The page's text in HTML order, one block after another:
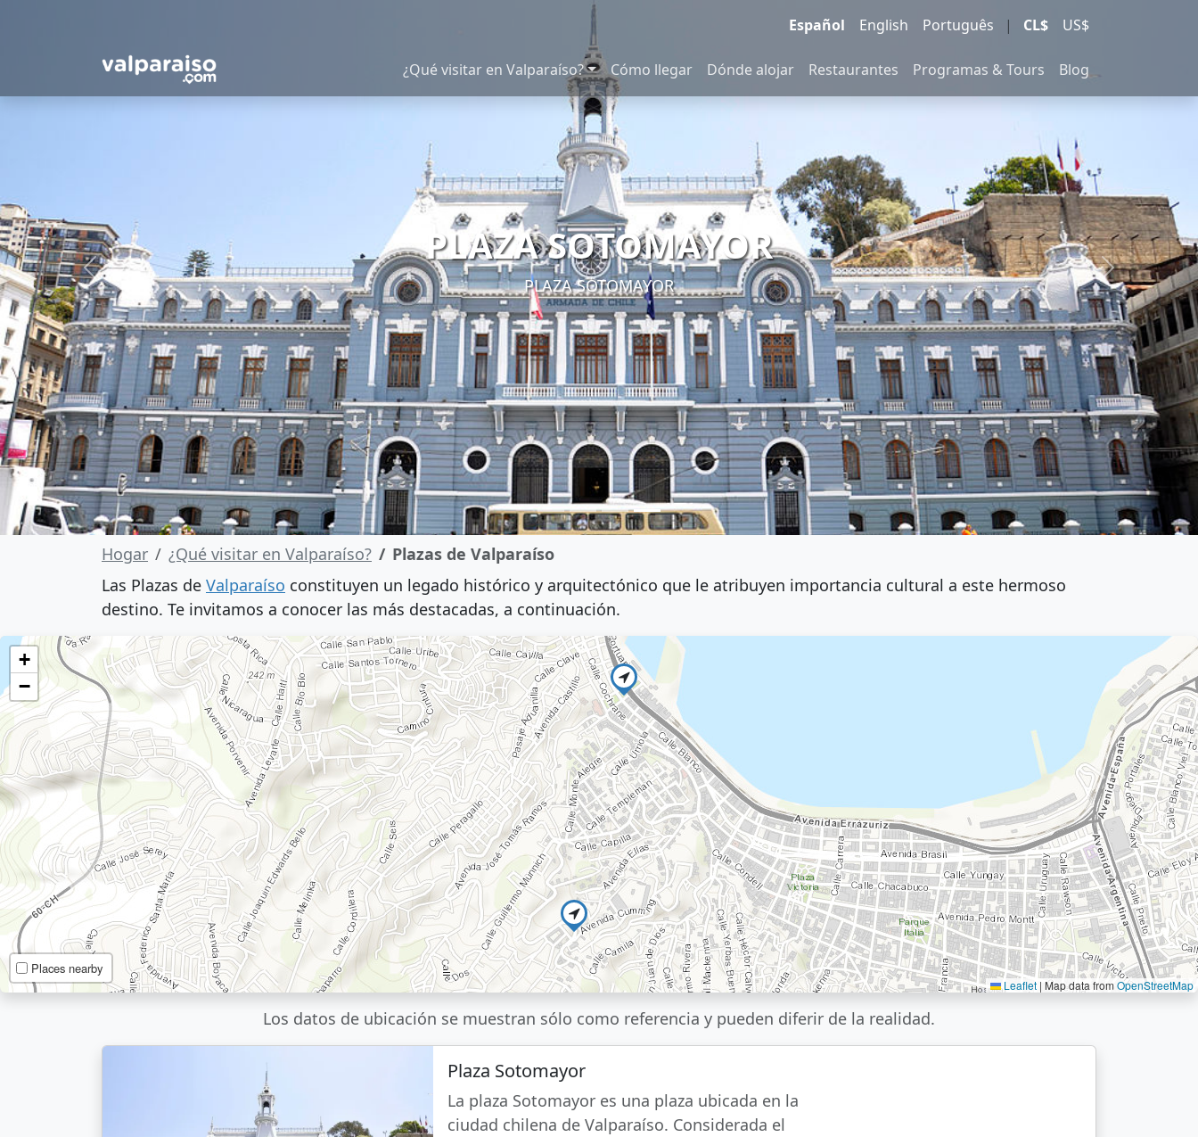
Español English Português | CL$ US$
¿Qué visitar en Valparaíso? Cómo llegar Dónde alojar Restaurantes Programas & Tours Blog
BISMARK SQUARE
BISMARK SQUARE
PLAZA SOTOMAYOR
PLAZA SOTOMAYOR
Previous Next
Hogar ¿Qué visitar en Valparaíso?
Plazas de Valparaíso
Las Plazas de Valparaíso constituyen un legado histórico y arquitectónico que le atribuyen importancia cultural a este hermoso
destino. Te invitamos a conocer las más destacadas, a continuación.
+
−
Places nearby
Leaflet | Map data fromOpenStreetMap
Los datos de ubicación se muestran sólo como referencia y pueden diferir de la realidad.
Plaza Sotomayor
La plaza Sotomayor es una plaza ubicada en la
ciudad chilena de Valparaíso. Considerada el